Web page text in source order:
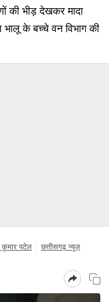
की भीड़ देखकर मादा
के बच्चे वन विभाग की
पटेल
छत्तीसगढ़ न्यूज़